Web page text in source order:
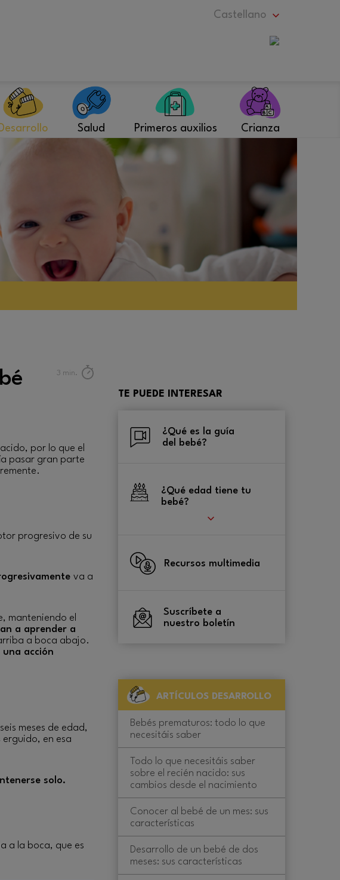
Castellano
Desarrollo Salud Primeros auxilios Crianza
3 min.
por lo que el
pasar gran parte
progresivo de su
va a
manteniendo el
a aprender a
a boca abajo.
acción
meses de edad,
en esa
solo.
a la boca, que es
TE PUEDE INTERESAR
¿Qué es la guía
del bebé?
¿Qué edad tiene tu
bebé?
Recursos multimedia
Suscríbete a
nuestro boletín
ARTÍCULOS DESARROLLO
Bebés prematuros: todo lo que
necesitáis saber
Todo lo que necesitáis saber
sobre el recién nacido: sus
cambios desde el nacimiento
Conocer al bebé de un mes: sus
características
Desarrollo de un bebé de dos
meses: sus características